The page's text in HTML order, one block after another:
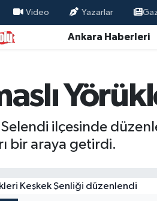
Video Yazarlar
Ankara Haberleri
Selendi ilçesinde
bir araya getirdi.